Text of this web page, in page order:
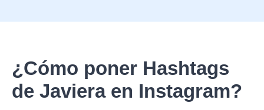
¿Cómo poner Hashtags
de Javiera en Instagram?